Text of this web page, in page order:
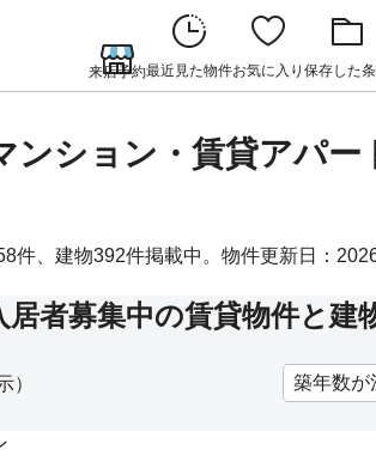
来店予約最近見た物件お気に入り 保存した
ンション・賃貸アパー
件、建物392件掲載中。物件更新日：
者募集中の賃貸物件と建
）